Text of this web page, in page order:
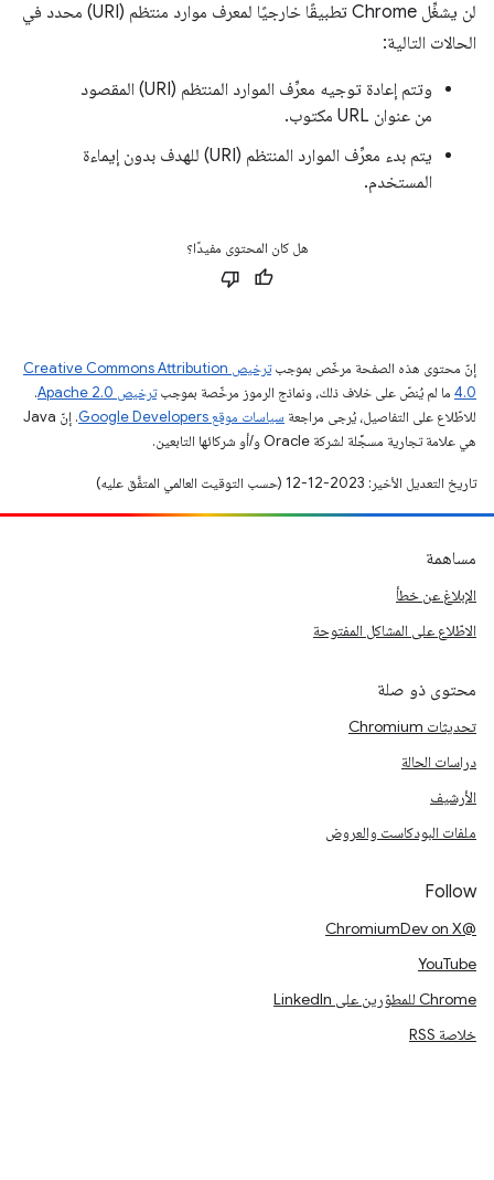
لن يشغِّل Chrome تطبيقًا خارجيًا لمعرف موارد منتظم (URI) محدد في
الحالات التالية:
وتتم إعادة توجيه معرِّف الموارد المنتظم (URI) المقصود
من عنوان URL مكتوب.
يتم بدء معرِّف الموارد المنتظم (URI) للهدف بدون إيماءة
المستخدم.
هل كان المحتوى مفيدًا؟
إنّ محتوى هذه الصفحة مرخّص بموجب
ترخيص Creative Commons Attribution
4.0‏ ما لم يُنصّ على خلاف ذلك، ونماذج الرموز مرخّصة بموجبترخيص Apache 2.0‏
.
للاطّلاع على التفاصيل، يُرجى مراجعة سياسات موقع Google Developers‏
. إنّ Java
هي علامة تجارية مسجَّلة لشركة Oracle و/أو شركائها التابعين.
تاريخ التعديل الأخير: 2023-12-12 (حسب التوقيت العالمي المتفَّق عليه)
مساهمة
الإبلاغ عن خطأ
الاطّلاع على المشاكل المفتوحة
محتوى ذو صلة
تحديثات Chromium
دراسات الحالة
الأرشيف
ملفات البودكاست والعروض
Follow
@ChromiumDev on X
YouTube
Chrome للمطوّرين على LinkedIn
خلاصة RSS